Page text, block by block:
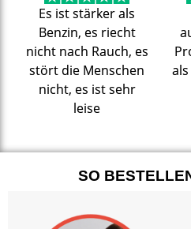
Es ist stärker als
Benzin, es riecht
nicht nach Rauch, es
stört die Menschen
nicht, es ist sehr
leise
SO